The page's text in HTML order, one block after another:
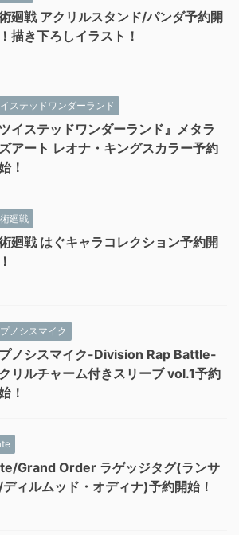
廻戦 アクリルスタンド/パンダ予約開
描き下ろしイラスト！
ステッドワンダーランド
ツイステッドワンダーランド』メタラ
アート レオナ・キングスカラー予約
！
廻戦
廻戦 はぐキャラコレクション予約開
ノシスマイク
ノシスマイク-Division Rap Battle-
リルチャーム付きスリーブ vol.1予約
！
Grand Order ラゲッジタグ(ランサ
ィルムッド・オディナ)予約開始！